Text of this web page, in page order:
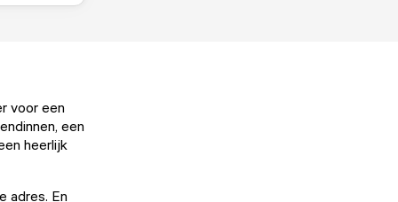
voor een
een
heerlijk
adres. En